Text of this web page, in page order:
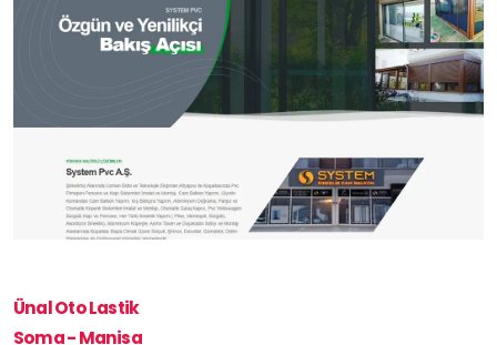
Ünal Oto Lastik
Soma - Manisa